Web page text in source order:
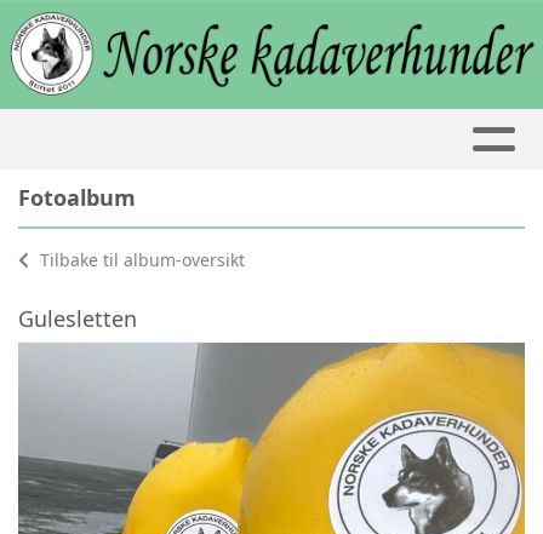
Fotoalbum
Tilbake til album-oversikt
Gulesletten